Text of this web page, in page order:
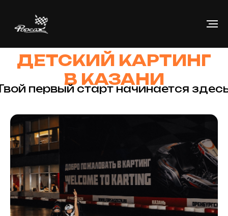
ДЕТСКИЙ КАРТИНГ
В КАЗАНИ
первый старт начинается